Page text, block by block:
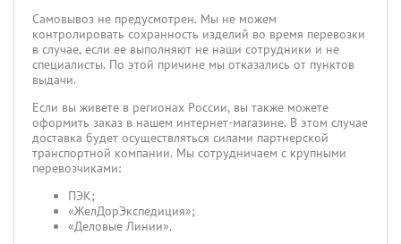
Самовывоз не предусмотрен. Мы не можем
контролировать сохранность изделий во время перевозки
в случае, если ее выполняют не наши сотрудники и не
специалисты. По этой причине мы отказались от пунктов
выдачи.
Если вы живете в регионах России, вы также можете
оформить заказ в нашем интернет-магазине. В этом случае
доставка будет осуществляться силами партнерской
транспортной компании. Мы сотрудничаем с крупными
перевозчиками:
ПЭК;
«ЖелДорЭкспедиция»;
«Деловые Линии».